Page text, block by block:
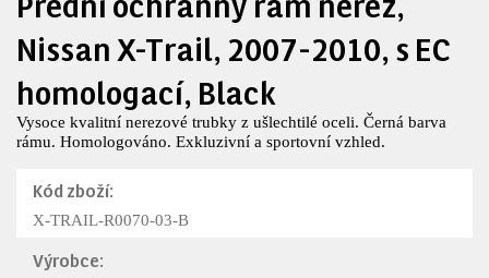
Nissan X-Trail, 2007-2010, s EC
homologací, Black
Vysoce kvalitní nerezové trubky z ušlechtilé oceli. Černá barva
rámu. Homologováno. Exkluzivní a sportovní vzhled.
Kód zboží:
X-TRAIL-R0070-03-B
Výrobce: